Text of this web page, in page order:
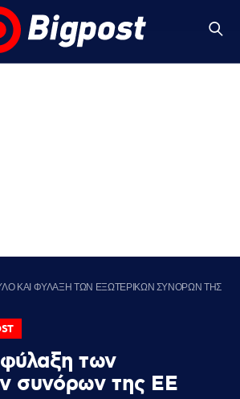
ΚΑΙ ΦΥΛΑΞΗ ΤΩΝ ΕΞΩΤΕΡΙΚΩΝ ΣΥΝΟΡΩΝ ΤΗΣ
των
συνόρων της ΕΕ